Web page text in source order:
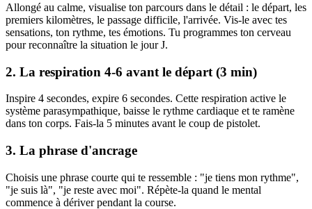
Allongé au calme, visualise ton parcours dans le détail : le départ, les
premiers kilomètres, le passage difficile, l'arrivée. Vis-le avec tes
sensations, ton rythme, tes émotions. Tu programmes ton cerveau
pour reconnaître la situation le jour J.
2. La respiration 4-6 avant le départ (3 min)
Inspire 4 secondes, expire 6 secondes. Cette respiration active le
système parasympathique, baisse le rythme cardiaque et te ramène
dans ton corps. Fais-la 5 minutes avant le coup de pistolet.
3. La phrase d'ancrage
Choisis une phrase courte qui te ressemble : "je tiens mon rythme",
"je suis là", "je reste avec moi". Répète-la quand le mental
commence à dériver pendant la course.